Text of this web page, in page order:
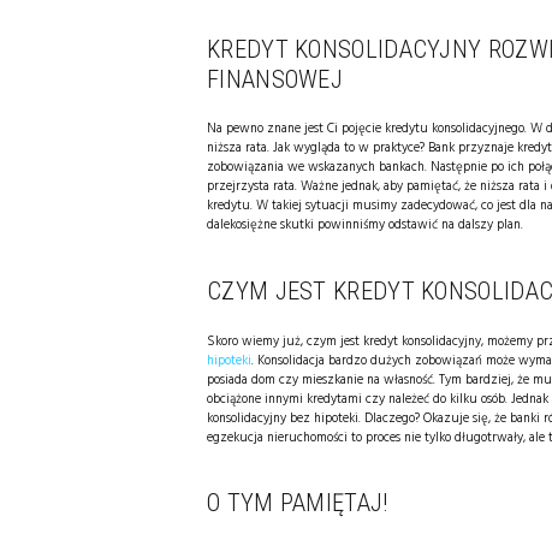
KREDYT KONSOLIDACYJNY
FINANSOWEJ
Na pewno znane jest Ci pojęcie kredytu konsolidacyjnego.
niższa rata. Jak wygląda to w praktyce? Bank przyznaje
zobowiązania we wskazanych bankach. Następnie po ich
przejrzysta rata. Ważne jednak, aby pamiętać, że niższa rata
kredytu. W takiej sytuacji musimy zadecydować, co jest dla
dalekosiężne skutki powinniśmy odstawić na dalszy plan.
CZYM JEST KREDYT
Skoro wiemy już, czym jest kredyt konsolidacyjny, możemy
hipoteki. Konsolidacja bardzo dużych zobowiązań może
posiada dom czy mieszkanie na własność. Tym bardziej, że
obciążone innymi kredytami czy należeć do kilku osób.
konsolidacyjny bez hipoteki. Dlaczego? Okazuje się, że
egzekucja nieruchomości to proces nie tylko długotrwały, ale
O TYM PAMIĘTAJ!